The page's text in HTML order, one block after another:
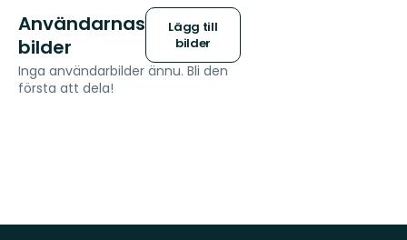
Användarnas
bilder
Lägg till
bilder
Inga användarbilder ännu. Bli den
första att dela!